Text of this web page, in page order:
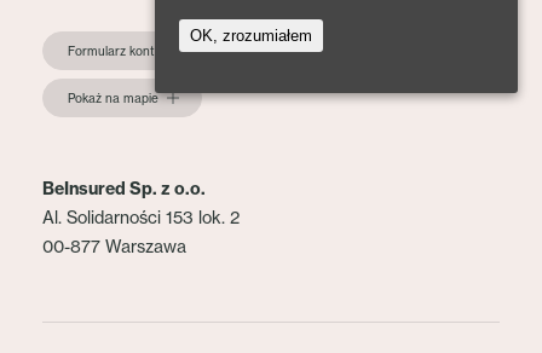
Formularz kontaktowy
Pokaż na mapie
BeInsured Sp. z o.o.
Al. Solidarności 153 lok. 2
00-877 Warszawa
OK, zrozumiałem